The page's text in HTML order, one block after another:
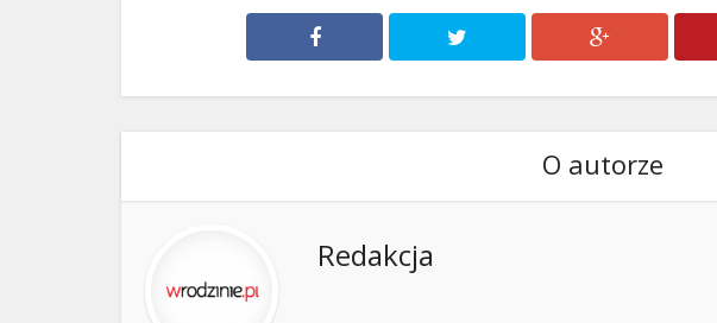
O autorze
Redakcja